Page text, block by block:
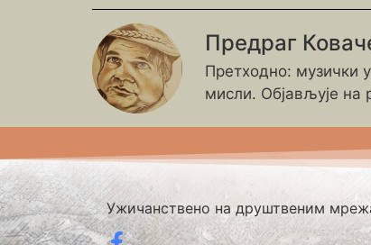
Предраг
Претходно: музички
мисли. Објављује на
Ужичанствено на друштвеним